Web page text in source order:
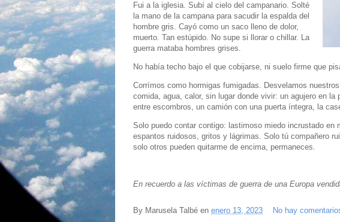
Fui a la iglesia. Subí al cielo del campanario. Solté
la mano de la campana para sacudir la espalda del
hombre gris. Cayó como un saco lleno de dolor,
muerto. Tan estúpido. No supe si llorar o chillar. La
guerra mataba hombres grises.
No había techo bajo el que cobijarse, ni suelo firme que
Corrímos como hormigas fumigadas. Desvelamos
comida, agua, calor, sin lugar donde vivir: un agujero en la
entre escombros, un camión con una puerta íntegra, la
Solo puedo contar contigo: lastimoso miedo incrustado en
espantos ruidosos, gritos y lágrimas. Solo tú compañero
solo otros pueden quitarme de encima, permaneces.
En recuerdo a las víctimas de guerra de una Europa
By Marusela Talbé en enero 13, 2023 No hay